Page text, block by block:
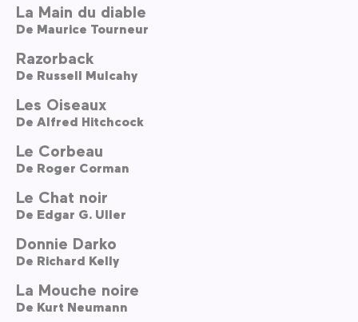
La Main du diable
De Maurice Tourneur
Razorback
De Russell Mulcahy
Les Oiseaux
De Alfred Hitchcock
Le Corbeau
De Roger Corman
Le Chat noir
De Edgar G. Uller
Donnie Darko
De Richard Kelly
La Mouche noire
De Kurt Neumann